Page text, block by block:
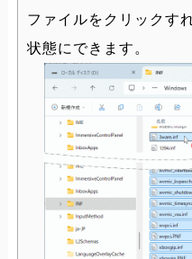
ファイルをクリックす
状態にできます。